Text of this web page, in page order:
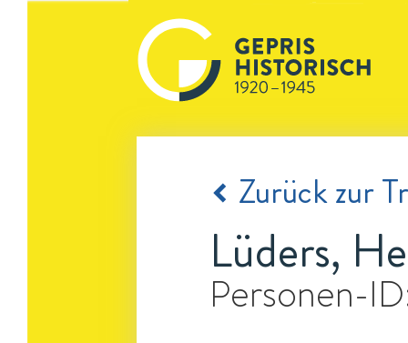
Zurück zur
Lüders,
Personen-